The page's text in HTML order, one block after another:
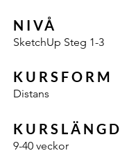
NIVÅ
SketchUp Steg 1-3
KURSFORM
Distans
KURSLÄNGD
9-40 veckor